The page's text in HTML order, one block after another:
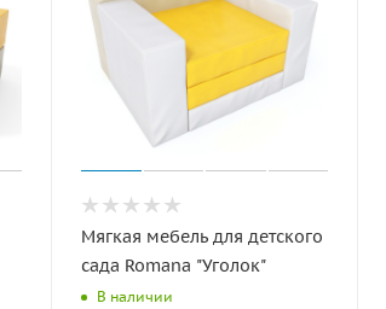
Мягкая мебель для детского
сада Romana "Уголок"
В наличии